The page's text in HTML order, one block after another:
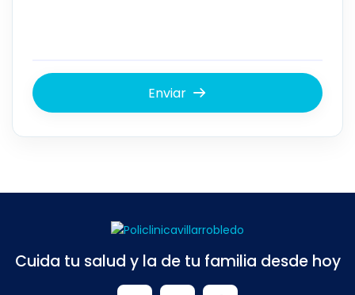
Enviar
Cuida tu salud y la de tu familia desde hoy